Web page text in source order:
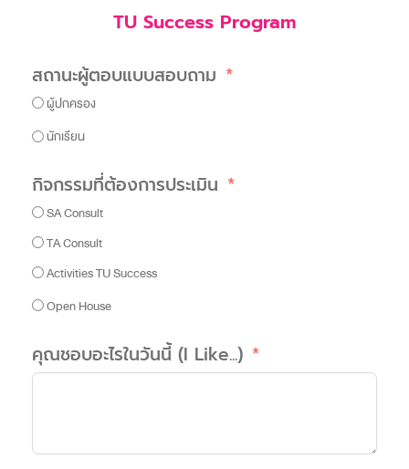
TU Success Program
สถานะผู้ตอบแบบสอบถาม
ผู้ปกครอง
นักเรียน
กิจกรรมที่ต้องการประเมิน
SA Consult
TA Consult
Activities TU Success
Open House
คุณชอบอะไรในวันนี้ (I Like...)